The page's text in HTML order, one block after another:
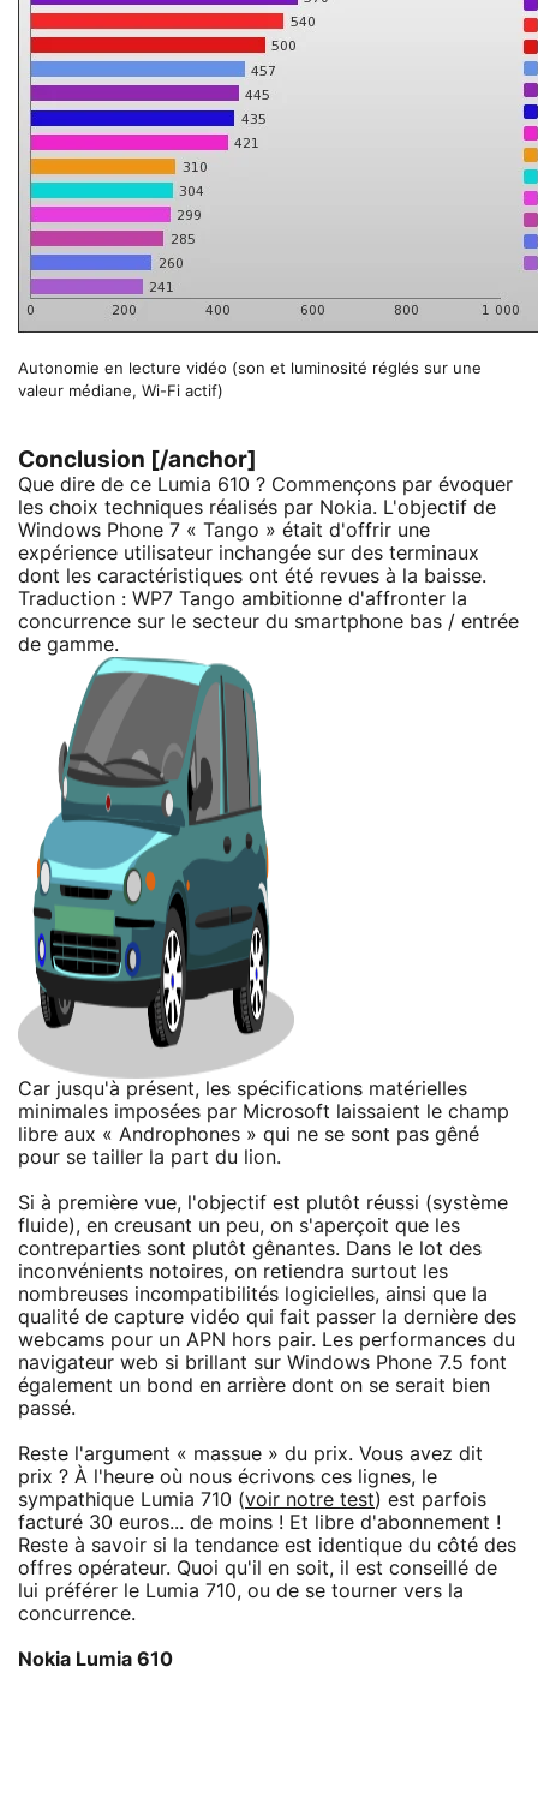
Autonomie en lecture vidéo (son et luminosité réglés sur une
valeur médiane, Wi-Fi actif)
Conclusion [/anchor]
Que dire de ce Lumia 610 ? Commençons par évoquer
les choix techniques réalisés par Nokia. L'objectif de
Windows Phone 7 « Tango » était d'offrir une
expérience utilisateur inchangée sur des terminaux
dont les caractéristiques ont été revues à la baisse.
Traduction : WP7 Tango ambitionne d'affronter la
concurrence sur le secteur du smartphone bas / entrée
de gamme.
Car jusqu'à présent, les spécifications matérielles
minimales imposées par Microsoft laissaient le champ
libre aux « Androphones » qui ne se sont pas gêné
pour se tailler la part du lion.
Si à première vue, l'objectif est plutôt réussi (système
fluide), en creusant un peu, on s'aperçoit que les
contreparties sont plutôt gênantes. Dans le lot des
inconvénients notoires, on retiendra surtout les
nombreuses incompatibilités logicielles, ainsi que la
qualité de capture vidéo qui fait passer la dernière des
webcams pour un APN hors pair. Les performances du
navigateur web si brillant sur Windows Phone 7.5 font
également un bond en arrière dont on se serait bien
passé.
Reste l'argument « massue » du prix. Vous avez dit
prix ? À l'heure où nous écrivons ces lignes, le
sympathique Lumia 710 (voir notre test) est parfois
facturé 30 euros... de moins ! Et libre d'abonnement !
Reste à savoir si la tendance est identique du côté des
offres opérateur. Quoi qu'il en soit, il est conseillé de
lui préférer le Lumia 710, ou de se tourner vers la
concurrence.
Nokia Lumia 610